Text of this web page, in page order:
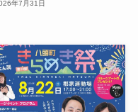
年7月31日